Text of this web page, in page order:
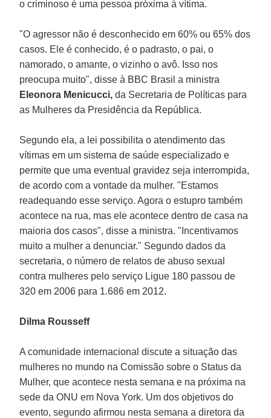
o criminoso é uma pessoa próxima à vítima.
"O agressor não é desconhecido em 60% ou 65% dos
casos. Ele é conhecido, é o padrasto, o pai, o
namorado, o amante, o vizinho o avô. Isso nos
preocupa muito", disse à BBC Brasil a ministra
Eleonora Menicucci,da Secretaria de Políticas para
as Mulheres da Presidência da República.
Segundo ela, a lei possibilita o atendimento das
vítimas em um sistema de saúde especializado e
permite que uma eventual gravidez seja interrompida,
de acordo com a vontade da mulher. "Estamos
readequando esse serviço. Agora o estupro também
acontece na rua, mas ele acontece dentro de casa na
maioria dos casos", disse a ministra. "Incentivamos
muito a mulher a denunciar." Segundo dados da
secretaria, o número de relatos de abuso sexual
contra mulheres pelo serviço Ligue 180 passou de
320 em 2006 para 1.686 em 2012.
Dilma Rousseff
A comunidade internacional discute a situação das
mulheres no mundo na Comissão sobre o Status da
Mulher, que acontece nesta semana e na próxima na
sede da ONU em Nova York. Um dos objetivos do
evento, segundo afirmou nesta semana a diretora da